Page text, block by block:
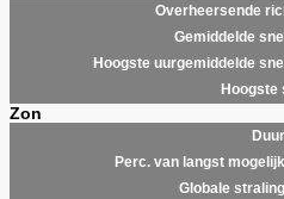
Overheersende
Gemiddelde
Hoogste uurgemiddelde
Hoogste
Zon
Duur
Perc. van langst mogelijk
Globale straling